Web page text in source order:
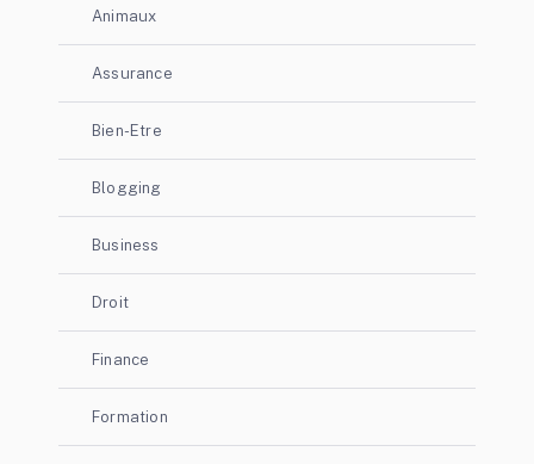
Animaux
Assurance
Bien-Etre
Blogging
Business
Droit
Finance
Formation